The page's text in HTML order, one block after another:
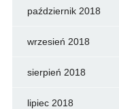
październik 2018
wrzesień 2018
sierpień 2018
lipiec 2018